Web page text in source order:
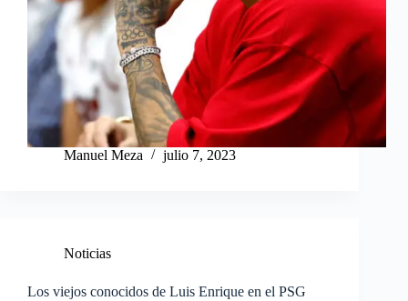
Manuel Meza julio 7, 2023
Noticias
Los viejos conocidos de Luis Enrique en el PSG